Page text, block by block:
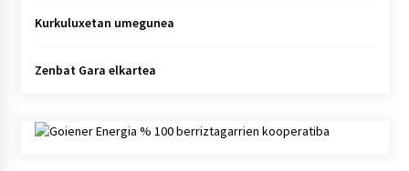
Kurkuluxetan umegunea
Zenbat Gara elkartea